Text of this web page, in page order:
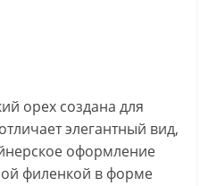
орех создана для
элегантный вид,
оформление
филенкой в форме